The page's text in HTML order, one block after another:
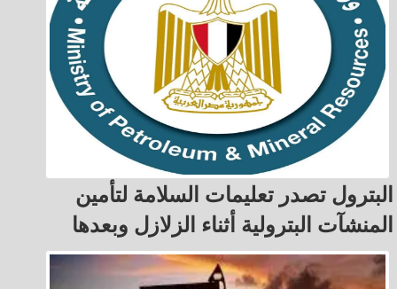
البترول تصدر تعليمات السلامة لتأمين
المنشآت البترولية أثناء الزلازل وبعدها